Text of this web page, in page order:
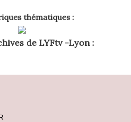
thématiques :
de LYFtv -Lyon :